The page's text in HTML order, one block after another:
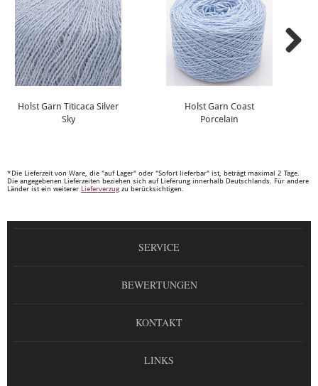
Holst Garn Titicaca Silver
Sky
Holst Garn Coast
Porcelain
*Die Lieferzeit von Ware, die "auf Lager" oder "Sofort lieferbar" ist, beträgt maximal 2 Tage.
Die angegebenen Lieferzeiten beziehen sich auf Lieferung innerhalb Deutschlands. Für andere
Länder ist ein weiterer Lieferverzug zu berücksichtigen.
SERVICE
BEWERTUNGEN
KONTAKT
LINKS